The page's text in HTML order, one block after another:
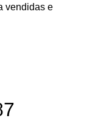
vendidas e